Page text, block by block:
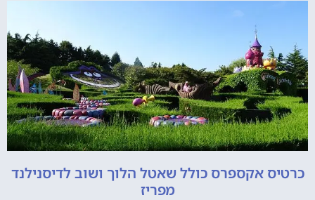
כרטיס אקספרס כולל שאטל הלוך ושוב לדיסנילנד
מפריז